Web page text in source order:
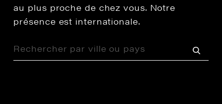
au plus proche de chez vous. Notre
présence est internationale.